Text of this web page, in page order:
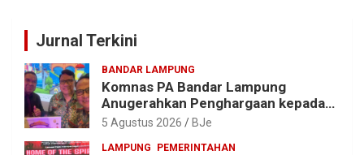
Jurnal Terkini
BANDAR LAMPUNG
Komnas PA Bandar Lampung
Anugerahkan Penghargaan kepada
Kombes Pol. Alfret Jacob Tilukay
5 Agustus 2026 BJe
LAMPUNG PEMERINTAHAN